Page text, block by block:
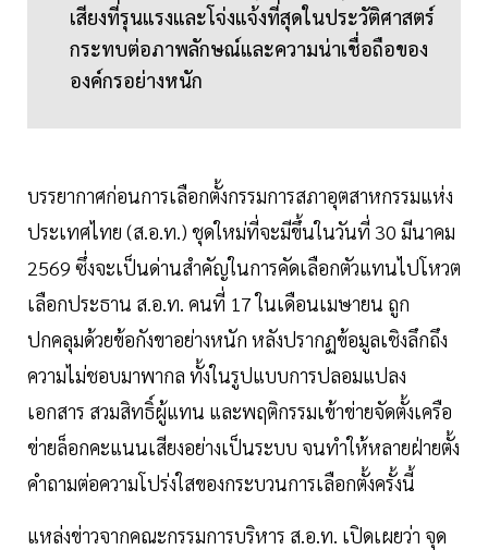
เสียงที่รุนแรงและโจ่งแจ้งที่สุดในประวัติศาสตร์
กระทบต่อภาพลักษณ์และความน่าเชื่อถือของ
องค์กรอย่างหนัก
บรรยากาศก่อนการเลือกตั้งกรรมการสภาอุตสาหกรรมแห่ง
ประเทศไทย (ส.อ.ท.) ชุดใหม่ที่จะมีขึ้นในวันที่ 30 มีนาคม
2569 ซึ่งจะเป็นด่านสำคัญในการคัดเลือกตัวแทนไปโหวต
เลือกประธาน ส.อ.ท. คนที่ 17 ในเดือนเมษายน ถูก
ปกคลุมด้วยข้อกังขาอย่างหนัก หลังปรากฏข้อมูลเชิงลึกถึง
ความไม่ชอบมาพากล ทั้งในรูปแบบการปลอมแปลง
เอกสาร สวมสิทธิ์ผู้แทน และพฤติกรรมเข้าข่ายจัดตั้งเครือ
ข่ายล็อกคะแนนเสียงอย่างเป็นระบบ จนทำให้หลายฝ่ายตั้ง
คำถามต่อความโปร่งใสของกระบวนการเลือกตั้งครั้งนี้
แหล่งข่าวจากคณะกรรมการบริหาร ส.อ.ท. เปิดเผยว่า จุด